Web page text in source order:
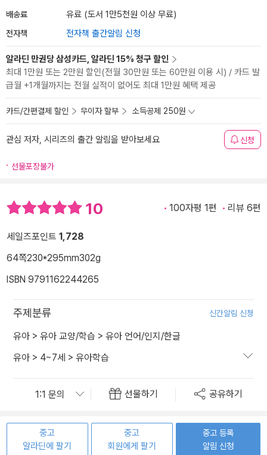
배송료 유료 (도서 1만5천원 이상 무료)
전자책 전자책 출간알림 신청
알라딘 만권당 삼성카드, 알라딘 15% 청구 할인
최대 1만원 또는 2만원 할인(전월 30만원 또는 60만원 이용 시) / 카드 발
급월 +1개월까지는 전월 실적이 없어도 최대 1만원 혜택 제공
카드/간편결제 할인 무이자 할부 소득공제 250원
관심 저자, 시리즈의 출간 알림을 받아보세요 신청
선물포장불가
10 100자평 1편 리뷰 6편
세일즈포인트 1,728
64쪽230*295mm302g
ISBN 9791162244265
주제분류 신간알림 신청
유아 > 유아 교양/학습 > 유아 언어/인지/한글
유아 > 4~7세 > 유아학습
선물하기 공유하기
중고
알라딘에 팔기
중고
회원에게 팔기
중고 등록
알림 신청